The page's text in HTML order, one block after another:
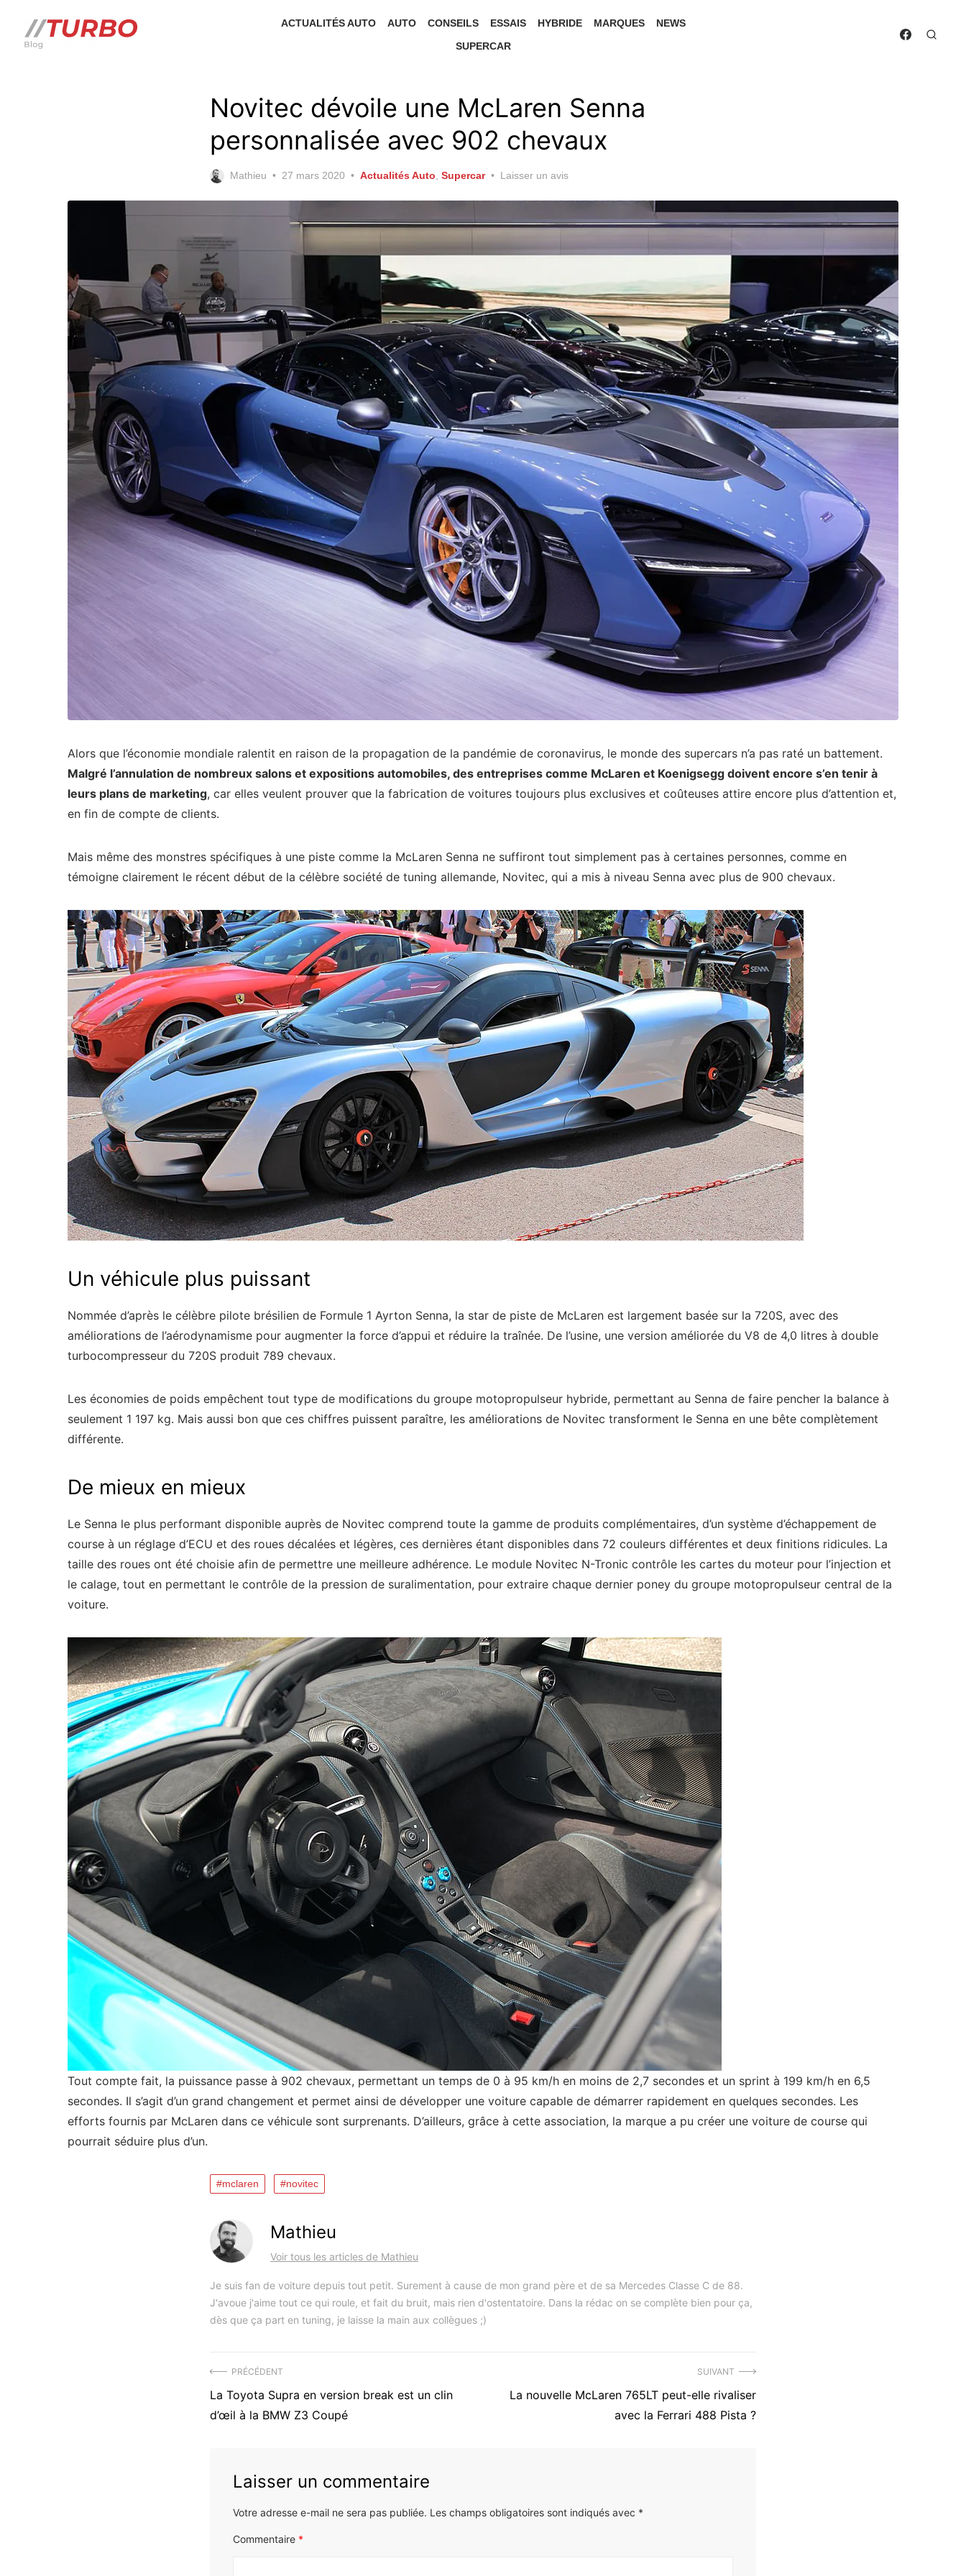
ACTUALITÉS AUTO AUTO CONSEILS ESSAIS HYBRIDE MARQUES
NEWS
SUPERCAR
Novitec dévoile une McLaren Senna
personnalisée avec 902 chevaux
Mathieu
Posted
27 mars 2020 Actualités Auto Supercar Laisser un avis
Alors que l’économie mondiale ralentit en raison de la propagation de la pandémie de coronavirus, le monde des supercars n’a pas raté un battement.
Malgré l’annulation de nombreux salons et expositions automobiles, des entreprises comme McLaren et Koenigsegg doivent encore s’en tenir à
leurs plans de marketing, car elles veulent prouver que la fabrication de voitures toujours plus exclusives et coûteuses attire encore plus d’attention et,
en fin de compte de clients.
Mais même des monstres spécifiques à une piste comme la McLaren Senna ne suffiront tout simplement pas à certaines personnes, comme en
témoigne clairement le récent début de la célèbre société de tuning allemande, Novitec, qui a mis à niveau Senna avec plus de 900 chevaux.
Un véhicule plus puissant
Nommée d’après le célèbre pilote brésilien de Formule 1 Ayrton Senna, la star de piste de McLaren est largement basée sur la 720S, avec des
améliorations de l’aérodynamisme pour augmenter la force d’appui et réduire la traînée. De l’usine, une version améliorée du V8 de 4,0 litres à double
turbocompresseur du 720S produit 789 chevaux.
Les économies de poids empêchent tout type de modifications du groupe motopropulseur hybride, permettant au Senna de faire pencher la balance à
seulement 1 197 kg. Mais aussi bon que ces chiffres puissent paraître, les améliorations de Novitec transforment le Senna en une bête complètement
différente.
De mieux en mieux
Le Senna le plus performant disponible auprès de Novitec comprend toute la gamme de produits complémentaires, d’un système d’échappement de
course à un réglage d’ECU et des roues décalées et légères, ces dernières étant disponibles dans 72 couleurs différentes et deux finitions ridicules. La
taille des roues ont été choisie afin de permettre une meilleure adhérence. Le module Novitec N-Tronic contrôle les cartes du moteur pour l’injection et
le calage, tout en permettant le contrôle de la pression de suralimentation, pour extraire chaque dernier poney du groupe motopropulseur central de la
voiture.
Tout compte fait, la puissance passe à 902 chevaux, permettant un temps de 0 à 95 km/h en moins de 2,7 secondes et un sprint à 199 km/h en 6,5
secondes. Il s’agit d’un grand changement et permet ainsi de développer une voiture capable de démarrer rapidement en quelques secondes. Les
efforts fournis par McLaren dans ce véhicule sont surprenants. D’ailleurs, grâce à cette association, la marque a pu créer une voiture de course qui
pourrait séduire plus d’un.
mclaren novitec
Mathieu
Voir tous les articles de Mathieu
Je suis fan de voiture depuis tout petit. Surement à cause de mon grand père et de sa Mercedes Classe C de 88.
J'avoue j'aime tout ce qui roule, et fait du bruit, mais rien d'ostentatoire. Dans la rédac on se complète bien pour ça,
dès que ça part en tuning, je laisse la main aux collègues ;)
Navigation
de
PRÉCÉDENT
Précédent
article
La Toyota Supra en version break est un clin
d’œil à la BMW Z3 Coupé
SUIVANT
Article
La nouvelle McLaren 765LT peut-elle rivaliser
avec la Ferrari 488 Pista ?
Laisser un commentaire
Votre adresse e-mail ne sera pas publiée. Les champs obligatoires sont indiqués avec *
Commentaire *